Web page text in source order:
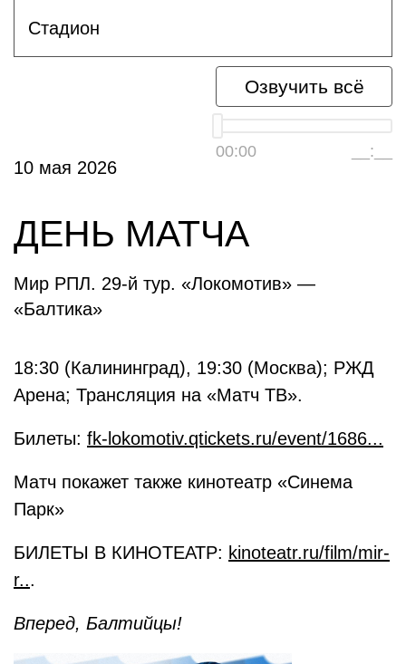
Стадион
Озвучить всё
00:00 __:__
10 мая 2026
ДЕНЬ МАТЧА
Мир РПЛ. 29-й тур. «Локомотив» —
«Балтика»
18:30 (Калининград), 19:30 (Москва); РЖД
Арена; Трансляция на «Матч ТВ».
Билеты: fk-lokomotiv.qtickets.ru/event/1686...
Матч покажет также кинотеатр «Синема
Парк»
БИЛЕТЫ В КИНОТЕАТР: kinoteatr.ru/film/mir-
r...
Вперед, Балтийцы!